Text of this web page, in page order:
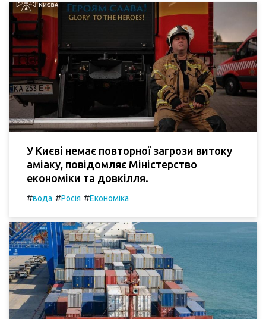
У Києві немає повторної загрози витоку
аміаку, повідомляє Міністерство
економіки та довкілля.
#вода #Росія #Економіка